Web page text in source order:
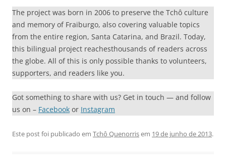
The project was born in 2006 to preserve the Tchô culture
and memory of Fraiburgo, also covering valuable topics
from the entire region, Santa Catarina, and Brazil. Today,
this bilingual project reachesthousands of readers across
the globe. All of this is only possible thanks to volunteers,
supporters, and readers like you.
Got something to share with us? Get in touch — and follow
us on – Facebook or Instagram
Este post foi publicado em Tchô Quenorrisem 19 de junho de 2013.